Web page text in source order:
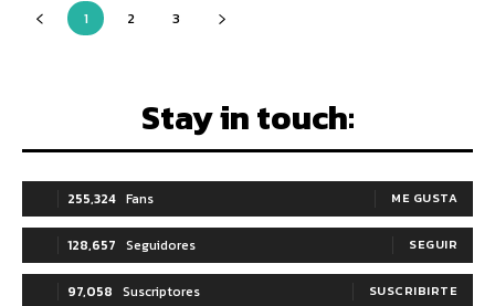
1 2 3
Stay in touch:
255,324 Fans ME GUSTA
128,657 Seguidores SEGUIR
97,058 Suscriptores SUSCRIBIRTE